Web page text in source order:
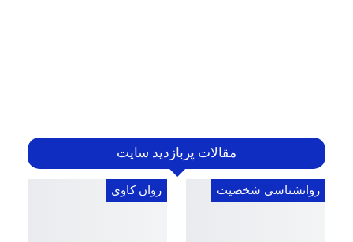
مقالات پربازدید سایت
روانشناسی شخصیت روان کاوی